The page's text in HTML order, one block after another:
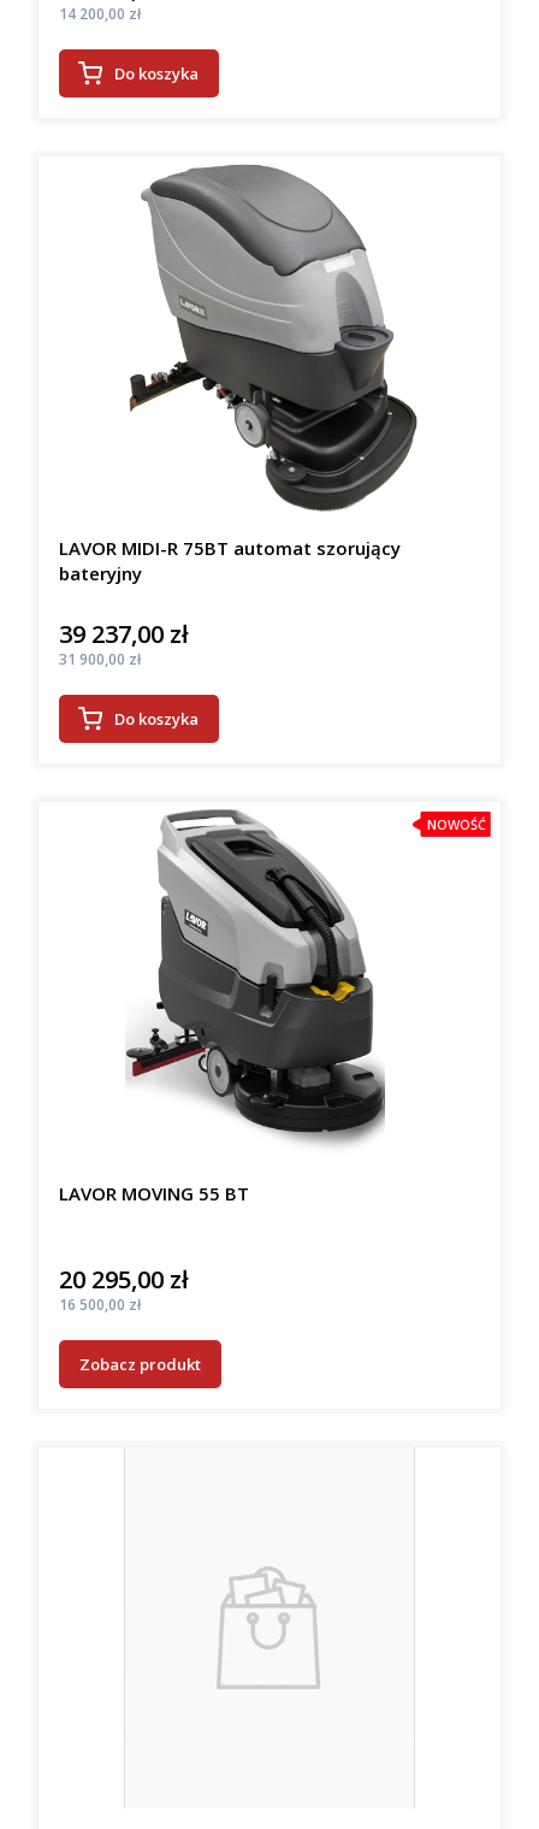
Cena
14 200,00 zł
Do koszyka
LAVOR MIDI-R 75BT automat szorujący
bateryjny
Cena
39 237,00 zł
Cena
31 900,00 zł
Do koszyka
NOWOŚĆ
LAVOR MOVING 55 BT
Cena
20 295,00 zł
Cena
16 500,00 zł
Zobacz produkt